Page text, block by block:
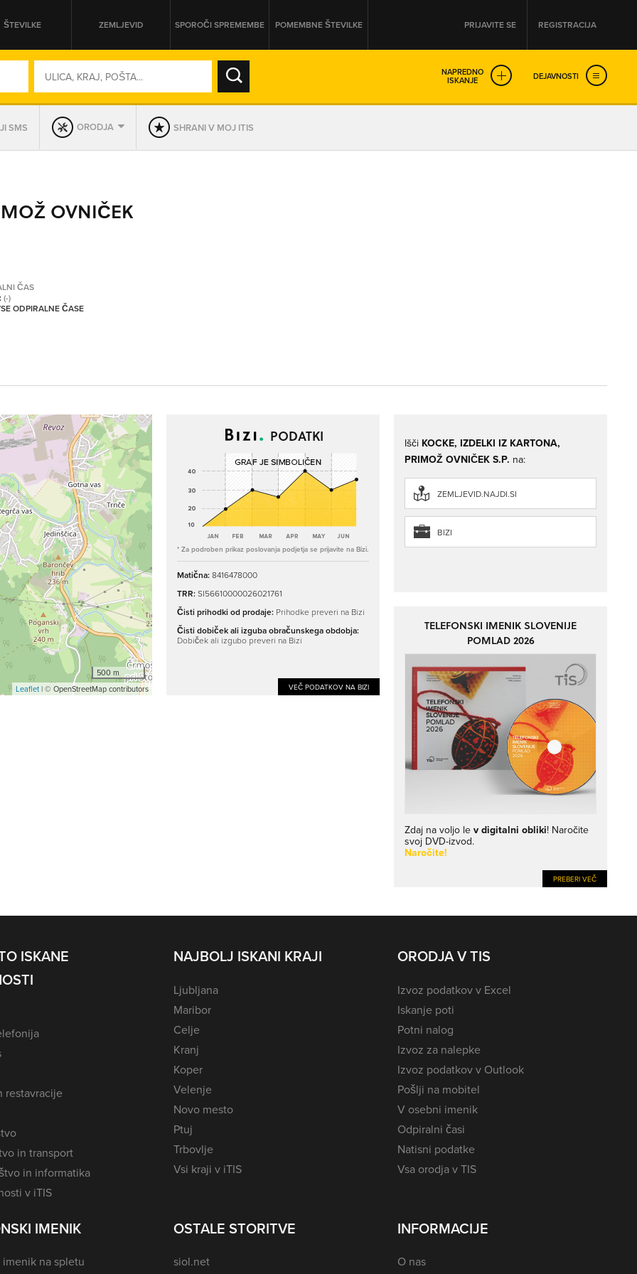
ŠTEVILKE ZEMLJEVID SPOROČI SPREMEMBE POMEMBNE ŠTEVILKE PRIJAVITE SE REGISTRACIJA
NAPREDNO
ISKANJE DEJAVNOSTI
SO ODPRTA V
SMS ORODJA SHRANI V MOJ ITIS
OVNIČEK
ČAS
(-)
ODPIRALNE ČASE
500 m
Leaflet| © OpenStreetMap contributors
PODATKI
* Za podroben prikaz poslovanja podjetja se prijavite na Bizi.
Matična:8416478000
TRR:SI56610000026021761
Čisti prihodki od prodaje: Prihodke preveri na Bizi
Čisti dobiček ali izguba obračunskega obdobja:
Dobiček ali izgubo preveri na Bizi
VEČ PODATKOV NA BIZI
Išči KOCKE, IZDELKI IZ KARTONA,
PRIMOŽ OVNIČEK S.P. na:
ZEMLJEVID.NAJDI.SI
BIZI
TELEFONSKI IMENIK SLOVENIJE
POMLAD 2026
Zdaj na voljo le v digitalni obliki! Naročite
svoj DVD-izvod.
Naročite!
PREBERI VEČ
ISKANE
restavracije
in transport
in informatika
v iTIS
NAJBOLJ ISKANI KRAJI
Ljubljana
Maribor
Celje
Kranj
Koper
Velenje
Novo mesto
Ptuj
Trbovlje
Vsi kraji v iTIS
ORODJA V TIS
Izvoz podatkov v Excel
Iskanje poti
Potni nalog
Izvoz za nalepke
Izvoz podatkov v Outlook
Pošlji na mobitel
V osebni imenik
Odpiralni časi
Natisni podatke
Vsa orodja v TIS
IMENIK
na spletu
OSTALE STORITVE
siol.net
INFORMACIJE
O nas